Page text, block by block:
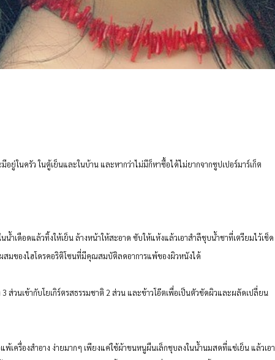
ยู่ในครัว ในตู้เย็นและในบ้าน และหากว่าไม่มีก็หาซื้อได้ไม่ยากจากซูปเปอร์มาร์เก็ต
ำเดือดแล้วทิ้งให้เย็น ล้างหน้าให้สะอาด ซับให้แห้งแล้วเอาสำลีชุบน้ำชาที่เตรียมไว้เช็ด
มของไฮโดรคอริติโซนที่มีคุณสมบัติลดอาการแพ้ของผิวหนังได้
ส่วนเข้ากับโยเกิร์ตรสธรรมชาติ 2 ส่วน และข้าวโอ๊ตเพื่อเป็นตัวขัดผิวและผลัดเปลี่ยน
เครื่องสำอาง ง่ายมากๆ เพียงแค่ใช้ผ้าขนหนูผืนเล็กชุบลงในน้ำนมสดที่แช่เย็น แล้วเอา